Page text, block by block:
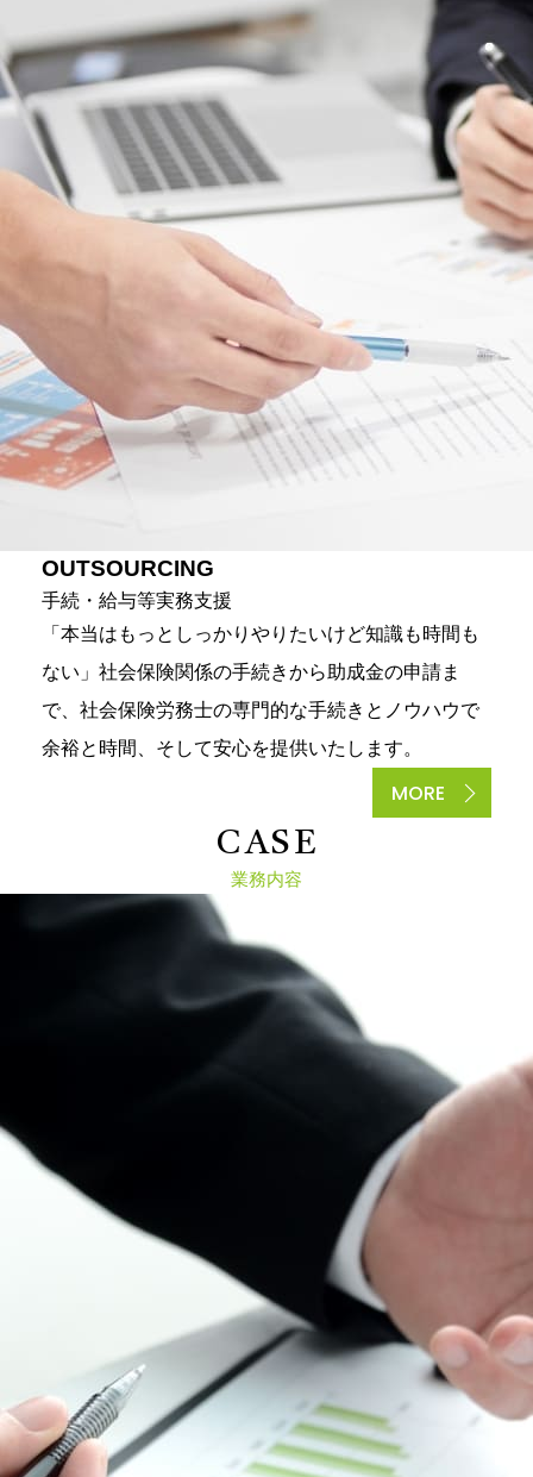
OUTSOURCING
手続・給与等実務支援
「本当はもっとしっかりやりたいけど知識も時間も
ない」社会保険関係の手続きから助成金の申請ま
で、社会保険労務士の専門的な手続きとノウハウで
余裕と時間、そして安心を提供いたします。
MORE
CASE
業務内容